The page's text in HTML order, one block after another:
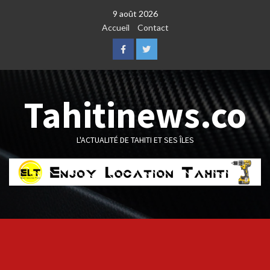
9 août 2026
Accueil
Contact
FacebookTwitter
Tahitinews.co
L'ACTUALITÉ DE TAHITI ET SES ÎLES